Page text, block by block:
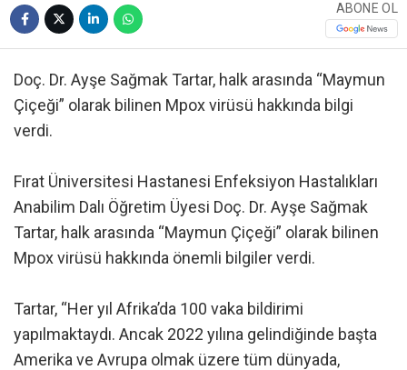
ABONE OL
Doç. Dr. Ayşe Sağmak Tartar, halk arasında “Maymun
Çiçeği” olarak bilinen Mpox virüsü hakkında bilgi
verdi.
Fırat Üniversitesi Hastanesi Enfeksiyon Hastalıkları
Anabilim Dalı Öğretim Üyesi Doç. Dr. Ayşe Sağmak
Tartar, halk arasında “Maymun Çiçeği” olarak bilinen
Mpox virüsü hakkında önemli bilgiler verdi.
Tartar, “Her yıl Afrika’da 100 vaka bildirimi
yapılmaktaydı. Ancak 2022 yılına gelindiğinde başta
Amerika ve Avrupa olmak üzere tüm dünyada,